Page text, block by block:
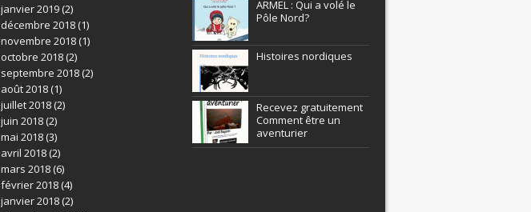
janvier 2019(2)
décembre 2018(1)
novembre 2018(1)
octobre 2018(2)
septembre 2018(2)
août 2018(1)
juillet 2018(2)
juin 2018(2)
mai 2018(3)
avril 2018(2)
mars 2018(6)
février 2018(4)
janvier 2018(2)
ARMEL : Qui a volé le
Pôle Nord?
Histoires nordiques
Recevez gratuitement
Comment être un
aventurier